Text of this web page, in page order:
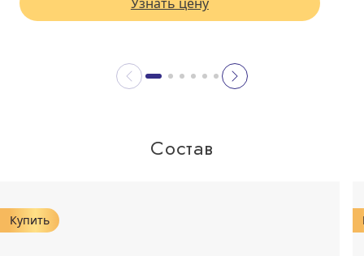
Состав
Купить